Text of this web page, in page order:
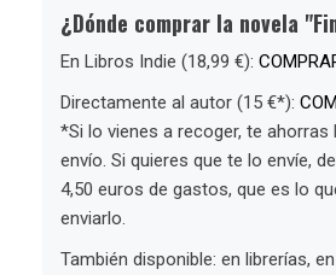
¿Dónde comprar la novela
En Libros Indie (18,99 €):
Directamente al autor (15 €*):
*Si lo vienes a recoger, te
envío. Si quieres que te lo envíe,
4,50 euros de gastos, que es lo
enviarlo.
También disponible: en librerías,